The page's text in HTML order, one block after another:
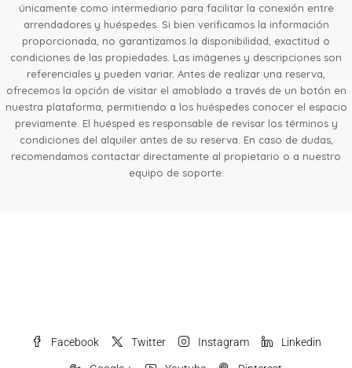
únicamente como intermediario para facilitar la conexión entre
arrendadores y huéspedes. Si bien verificamos la información
proporcionada, no garantizamos la disponibilidad, exactitud o
condiciones de las propiedades. Las imágenes y descripciones son
referenciales y pueden variar. Antes de realizar una reserva,
ofrecemos la opción de visitar el amoblado a través de un botón en
nuestra plataforma, permitiendo a los huéspedes conocer el espacio
previamente. El huésped es responsable de revisar los términos y
condiciones del alquiler antes de su reserva. En caso de dudas,
recomendamos contactar directamente al propietario o a nuestro
equipo de soporte.
Facebook Twitter Instagram Linkedin